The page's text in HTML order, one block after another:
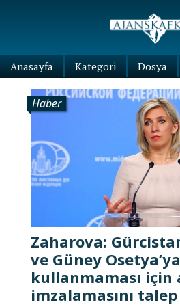
Anasayfa Kategori Dosya
Haber
Zaharova:
ve Güney
kullanmaması için
imzalamasını